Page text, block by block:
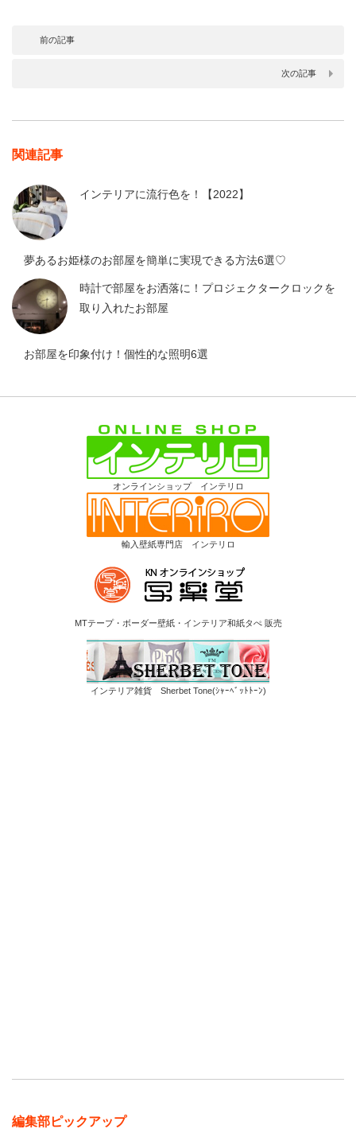
前の記事
次の記事
関連記事
インテリアに流行色を！【2022】
夢あるお姫様のお部屋を簡単に実現できる方法6選♡
時計で部屋をお洒落に！プロジェクタークロックを
取り入れたお部屋
お部屋を印象付け！個性的な照明6選
オンラインショップ インテリロ
輸入壁紙専門店 インテリロ
MTテープ・ボーダー壁紙・インテリア和紙タぺ 販売
インテリア雑貨 Sherbet Tone(ｼｬｰﾍﾞｯﾄﾄｰﾝ)
編集部ピックアップ